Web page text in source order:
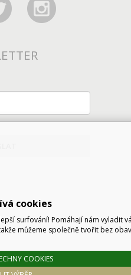
vystavit kupujícímu účtenku. Zároveň
cookies
surfování! Pomáhají nám vyladit
můžeme společně tvořit bez
COOKIES